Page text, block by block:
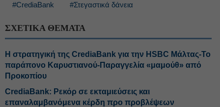
#CrediaBank #Στεγαστικά δάνεια
ΣΧΕΤΙΚΑ ΘΕΜΑΤΑ
Η στρατηγική της CrediaBank για την HSBC Μάλτας-Το
παράπονο Καρυστιανού-Παραγγελία «μαμούθ» από
Προκοπίου
CrediaBank: Ρεκόρ σε εκταμιεύσεις και
επαναλαμβανόμενα κέρδη προ προβλέψεων